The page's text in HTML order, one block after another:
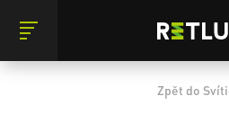
Zpět do